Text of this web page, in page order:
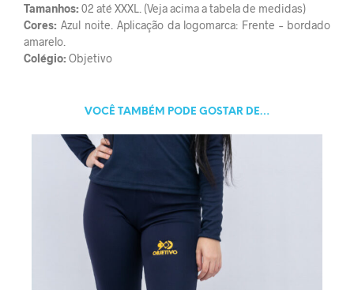
Tamanhos:02 até XXXL. (Veja acima a tabela de medidas)
Cores: Azul noite. Aplicação da logomarca: Frente – bordado
amarelo.
Colégio:Objetivo
VOCÊ TAMBÉM PODE GOSTAR DE…